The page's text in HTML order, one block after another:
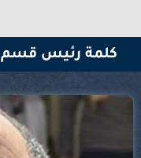
كلمة رئيس قسم